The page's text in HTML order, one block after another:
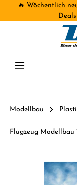
🔥 Wöchentlich
Modellbau
Flugzeug Modellbau